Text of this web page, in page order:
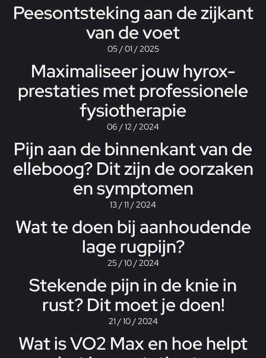
Peesontsteking aan de zijkant
van de voet
05 / 01 / 2025
Maximaliseer jouw hyrox-
prestaties met professionele
fysiotherapie
06 / 12 / 2024
Pijn aan de binnenkant van de
elleboog? Dit zijn de oorzaken
en symptomen
13 / 11 / 2024
Wat te doen bij aanhoudende
lage rugpijn?
25 / 10 / 2024
Stekende pijn in de knie in
rust? Dit moet je doen!
21 / 10 / 2024
Wat is VO2 Max en hoe helpt